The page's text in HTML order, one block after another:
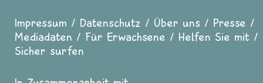
Fußzeile
Impressum Datenschutz Über uns
Presse
Mediadaten
Für Erwachsene
Helfen Sie mit
Sicher surfen